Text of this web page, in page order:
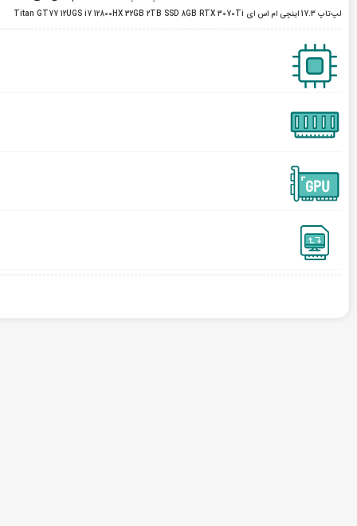
لپ‌تاپ 17.3 اینچی ام اس ای Titan GT77 12UGS i7 12800HX 32GB 2TB SSD 8GB RTX 3070Ti